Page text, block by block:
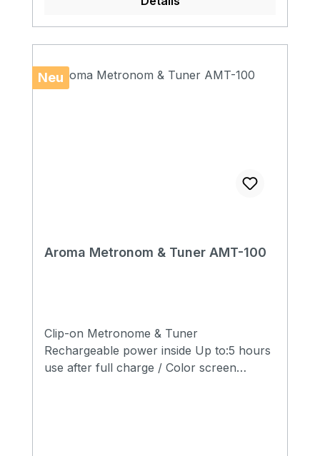
Neu
Aroma Metronom & Tuner AMT-100
Clip-on Metronome & Tuner
Rechargeable power inside Up to:5 hours
use after full charge / Color screen